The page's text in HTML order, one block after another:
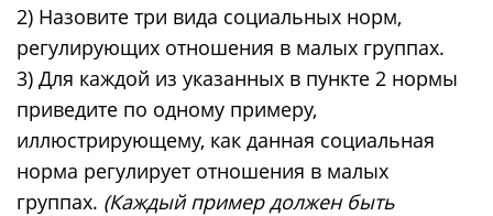
2) Назовите три вида социальных норм,
регулирующих отношения в малых группах.
3) Для каждой из указанных в пункте 2 нормы
приведите по одному примеру,
иллюстрирующему, как данная социальная
норма регулирует отношения в малых
группах. (Каждый пример должен быть